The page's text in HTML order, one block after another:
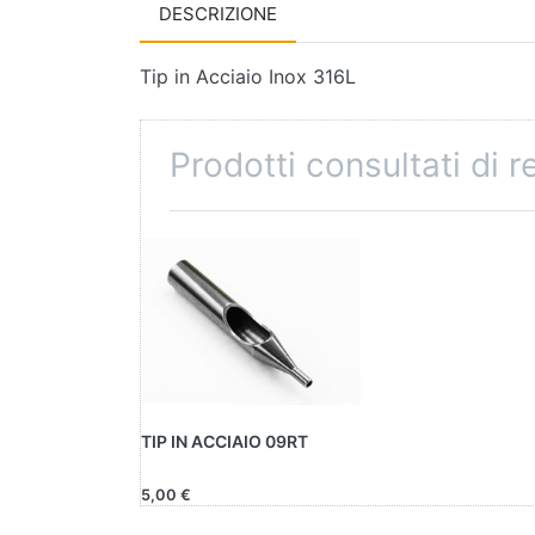
DESCRIZIONE
Tip in Acciaio Inox 316L
Prodotti consultati di
TIP IN ACCIAIO 09RT
5,00 €